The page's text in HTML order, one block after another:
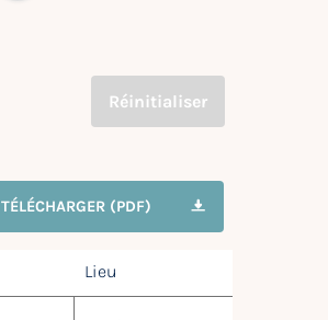
Réinitialiser
TÉLÉCHARGER (PDF)
Lieu